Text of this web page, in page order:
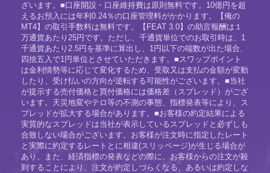
ざいます。■口座開設・口座維持費は原則無料です。10億円を超
えるお預入には年利0.24％の口座管理料がかかります。【俺の
MT4】の取引手数料は無料です。【FEAT 3.0】の助言報酬は１
万通貨あたり25円です。ただし、千通貨単位でのお取引時は、1
千通貨あたり2.5円を基準に算出し、1円以下の端数が出た場合、
四捨五入で1円単位とさせていただきます。■スワップポイント
は金利情勢等に応じて変化するため、受取又は支払の金額が変動
したり、受け払いの方向が逆転する可能性がございます。■当社
が提示する売付価格と買付価格には価格差（スプレッド）がござ
います。天災地変やテロ等の不測の事態、指標発表等により、ス
プレッドが拡大する場合があります。■お客様の約定結果による
実質的なスプレッドは当社が表示しているスプレッドと必ずしも
合致しない場合がございます。お客様が注文時に指定したレート
と実際に約定するレートとに相違(スリッページ)が生じる場合が
あり、また、経済指標の発表などの際に、お客様からの注文が殺
到することにより、注文が約定しづらくなる、あるいは約定しな